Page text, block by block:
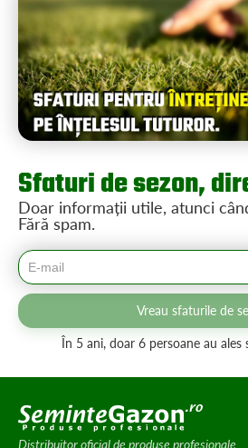
Sfaturi de sezon,
Doar informații utile, atunci
Fără spam.
Vreau sfaturile de
În 5 ani, doar 6 persoane au ales
Distribuitor oficial de produse profesionale